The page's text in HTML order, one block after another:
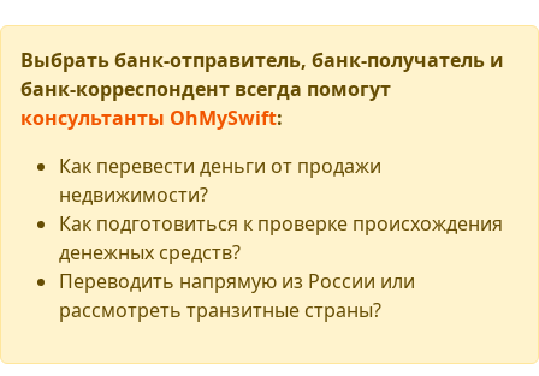
Выбрать банк-отправитель, банк-получатель и
банк-корреспондент всегда помогут
консультанты OhMySwift:
Как перевести деньги от продажи
недвижимости?
Как подготовиться к проверке происхождения
денежных средств?
Переводить напрямую из России или
рассмотреть транзитные страны?